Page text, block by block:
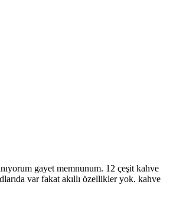
gayet memnunum. 12 çeşit kahve
var fakat akıllı özellikler yok. kahve